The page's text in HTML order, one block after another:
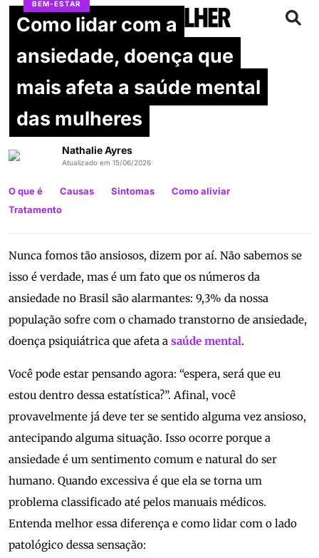
BEM-ESTAR
Como lidar com a
ansiedade, doença que
mais afeta a saúde mental
das mulheres
Nathalie Ayres
Atualizado em 15/06/2026
O que é Causas Sintomas
Como aliviar
Tratamento
Nunca fomos tão ansiosos, dizem por aí. Não sabemos se
isso é verdade, mas é um fato que os números da
ansiedade no Brasil são alarmantes: 9,3% da nossa
população sofre com o chamado transtorno de ansiedade,
doença psiquiátrica que afeta a saúde mental.
Você pode estar pensando agora: “espera, será que eu
estou dentro dessa estatística?”. Afinal, você
provavelmente já deve ter se sentido alguma vez ansioso,
antecipando alguma situação. Isso ocorre porque a
ansiedade é um sentimento comum e natural do ser
humano. Quando excessiva é que ela se torna um
problema classificado até pelos manuais médicos.
Entenda melhor essa diferença e como lidar com o lado
patológico dessa sensação: